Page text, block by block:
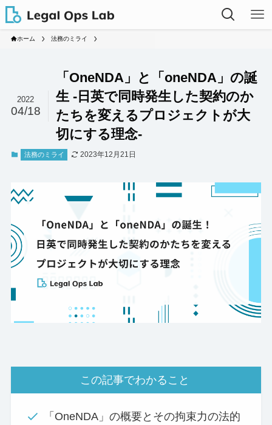
ホーム 法務のミライ
「OneNDA」と「oneNDA」の誕
生 -日英で同時発生した契約のか
たちを変えるプロジェクトが大
切にする理念-
2022
04/18
法務のミライ 2023年12月21日
この記事でわかること
「OneNDA」の概要とその拘束力の法的